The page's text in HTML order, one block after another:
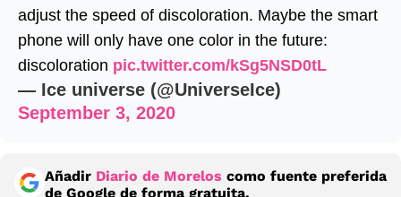
adjust the speed of discoloration. Maybe the smart
phone will only have one color in the future:
discoloration pic.twitter.com/kSg5NSD0tL
— Ice universe (@UniverseIce)
September 3, 2020
Añadir Diario de Morelos como fuente preferida
de Google de forma gratuita.